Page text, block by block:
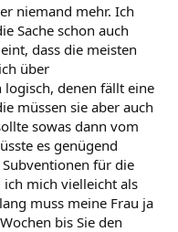
niemand mehr. Ich
Sache schon auch
dass die meisten
über
logisch, denen fällt eine
müssen sie aber auch
sowas dann vom
es genügend
für die
mich vielleicht als
muss meine Frau ja
bis Sie den